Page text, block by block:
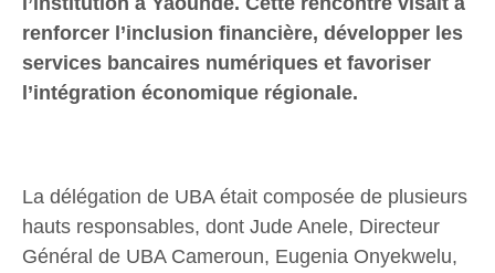
renforcer l’inclusion financière, développer les
services bancaires numériques et favoriser
l’intégration économique régionale.
La délégation de UBA était composée de plusieurs
hauts responsables, dont Jude Anele, Directeur
Général de UBA Cameroun, Eugenia Onyekwelu,